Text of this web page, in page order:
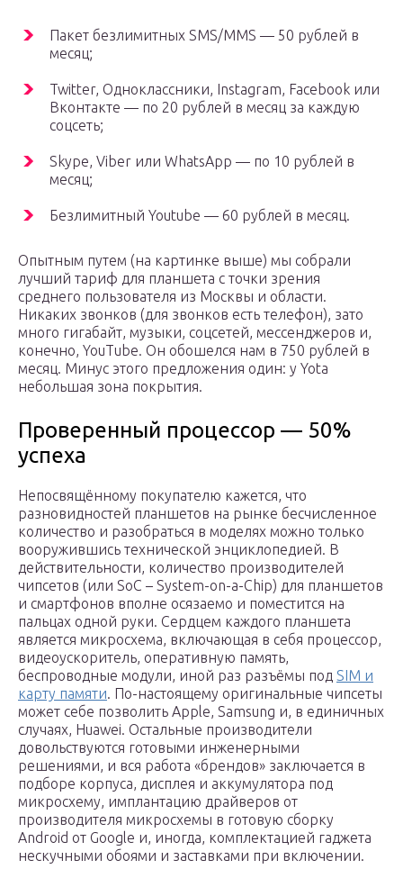
Пакет безлимитных SMS/MMS — 50 рублей в
месяц;
Twitter, Одноклассники, Instagram, Facebook или
Вконтакте — по 20 рублей в месяц за каждую
соцсеть;
Skype, Viber или WhatsApp — по 10 рублей в
месяц;
Безлимитный Youtube — 60 рублей в месяц.
Опытным путем (на картинке выше) мы собрали
лучший тариф для планшета с точки зрения
среднего пользователя из Москвы и области.
Никаких звонков (для звонков есть телефон), зато
много гигабайт, музыки, соцсетей, мессенджеров и,
конечно, YouTube. Он обошелся нам в 750 рублей в
месяц. Минус этого предложения один: у Yota
небольшая зона покрытия.
Проверенный процессор — 50%
успеха
Непосвящённому покупателю кажется, что
разновидностей планшетов на рынке бесчисленное
количество и разобраться в моделях можно только
вооружившись технической энциклопедией. В
действительности, количество производителей
чипсетов (или SoC – System-on-a-Chip) для планшетов
и смартфонов вполне осязаемо и поместится на
пальцах одной руки. Сердцем каждого планшета
является микросхема, включающая в себя процессор,
видеоускоритель, оперативную память,
беспроводные модули, иной раз разъёмы под SIM и
карту памяти. По-настоящему оригинальные чипсеты
может себе позволить Apple, Samsung и, в единичных
случаях, Huawei. Остальные производители
довольствуются готовыми инженерными
решениями, и вся работа «брендов» заключается в
подборе корпуса, дисплея и аккумулятора под
микросхему, имплантацию драйверов от
производителя микросхемы в готовую сборку
Android от Google и, иногда, комплектацией гаджета
нескучными обоями и заставками при включении.